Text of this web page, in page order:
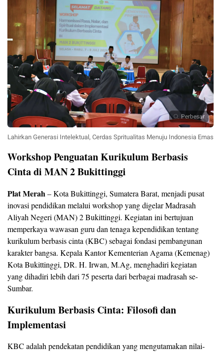
Perbesar
Lahirkan Generasi Intelektual, Cerdas Spritualitas Menuju Indonesia Emas
Workshop Penguatan Kurikulum Berbasis
Cinta di MAN 2 Bukittinggi
Plat Merah– Kota Bukittinggi, Sumatera Barat, menjadi pusat
inovasi pendidikan melalui workshop yang digelar Madrasah
Aliyah Negeri (MAN) 2 Bukittinggi. Kegiatan ini bertujuan
memperkaya wawasan guru dan tenaga kependidikan tentang
kurikulum berbasis cinta (KBC) sebagai fondasi pembangunan
karakter bangsa. Kepala Kantor Kementerian Agama (Kemenag)
Kota Bukittinggi, DR. H. Irwan, M.Ag, menghadiri kegiatan
yang dihadiri lebih dari 75 peserta dari berbagai madrasah se-
Sumbar.
Kurikulum Berbasis Cinta: Filosofi dan
Implementasi
KBC adalah pendekatan pendidikan yang mengutamakan nilai-